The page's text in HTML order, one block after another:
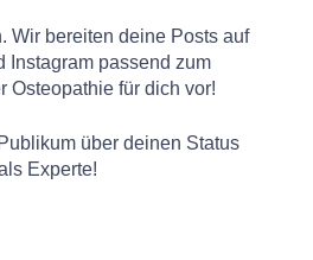
Wir bereiten deine Posts auf
Instagram passend zum
Osteopathie für dich vor!
über deinen Status
Experte!